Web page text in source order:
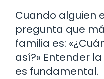
Cuando alguien
pregunta que
familia es:
así?» Entender
es fundamental.